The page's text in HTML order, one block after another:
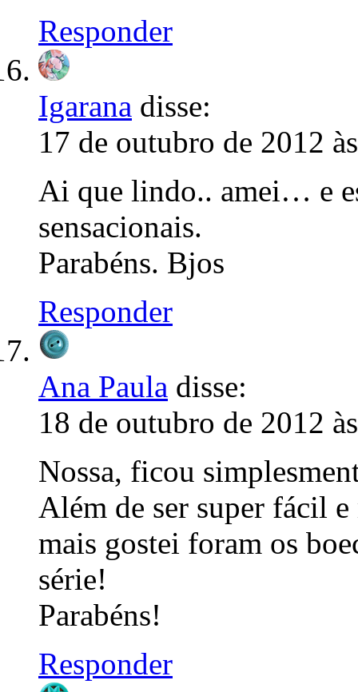
Responder
Igarana disse:
17 de outubro de 2012
Ai que lindo.. amei… e
sensacionais.
Parabéns. Bjos
Responder
Ana Paula disse:
18 de outubro de 2012
Nossa, ficou
Além de ser super fácil
mais gostei foram os
série!
Parabéns!
Responder